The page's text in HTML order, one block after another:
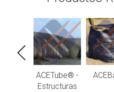
ACETube® -
Estructuras